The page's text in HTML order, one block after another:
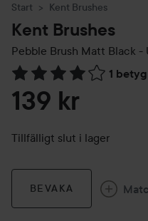
Start Kent Brushes
Kent Brushes
Pebble Brush Matt Black
1 betyg
Hoppa till Betyg &
139 kr
Tillfälligt slut i lager
BEVAKA